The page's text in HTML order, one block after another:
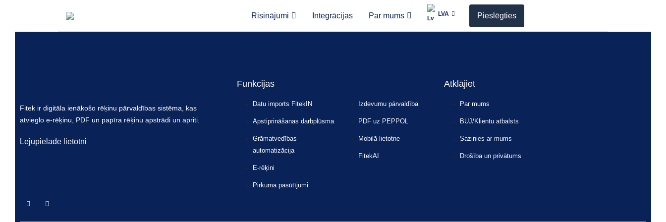
Risinājumi Integrācijas Par mums LVA Pieslēgties
Jā, lietotāji, kuriem piešķirtas šādas tiesības var labot visus nolasītos rēķina datus.
Fitek ir digitāla ienākošo rēķinu pārvaldības sistēma, kas
atvieglo e-rēķinu, PDF un papīra rēķinu apstrādi un apriti.
Lejupielādē lietotni
Funkcijas
Datu imports FitekIN
Apstiprināšanas darbplūsma
Grāmatvedības
automatizācija
E-rēķini
Pirkuma pasūtījumi
Izdevumu pārvaldība
PDF uz PEPPOL
Mobilā lietotne
FitekAI
Atklājiet
Par mums
BUJ/Klientu atbalsts
Sazinies ar mums
Drošība un privātums